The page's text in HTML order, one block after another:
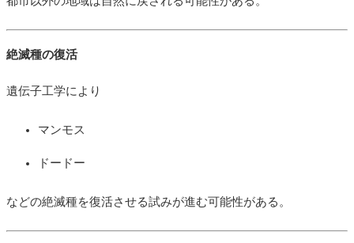
絶滅種の復活
遺伝子工学により
マンモス
ドードー
などの絶滅種を復活させる試みが進む可能性がある。